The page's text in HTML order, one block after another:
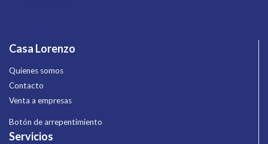
Casa Lorenzo
Quienes somos
Contacto
Venta a empresas
Botón de arrepentimiento
Servicios